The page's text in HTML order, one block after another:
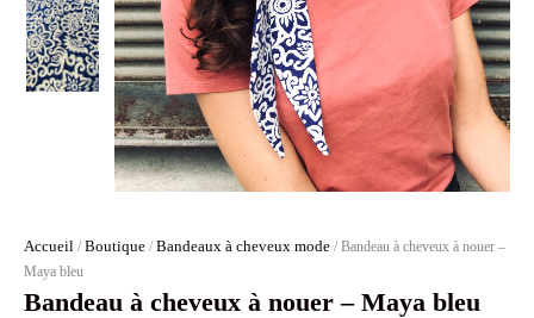
Accueil / Boutique / Bandeaux à cheveux mode / Bandeau à cheveux à nouer –
Maya bleu
Bandeau à cheveux à nouer – Maya bleu